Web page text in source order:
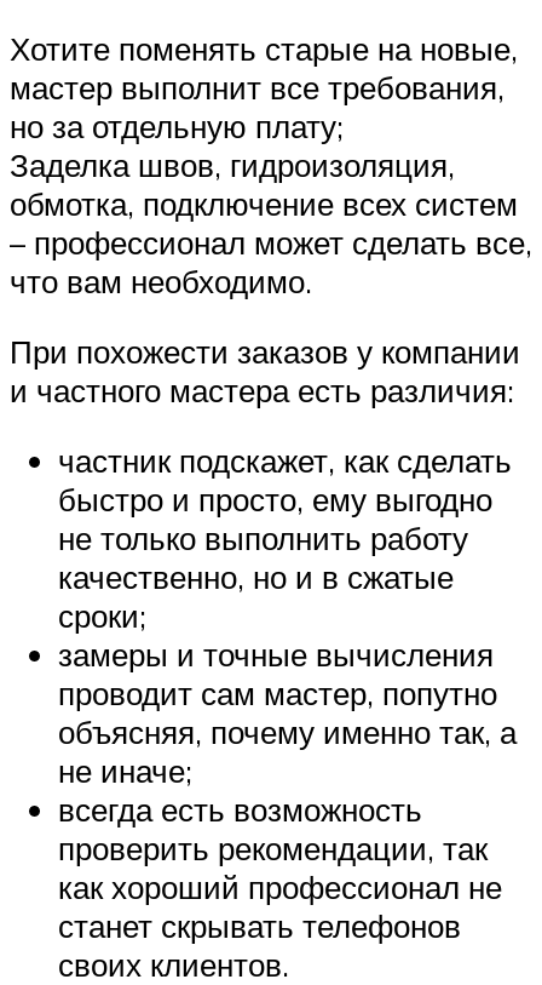
Хотите поменять старые на новые,
мастер выполнит все требования,
но за отдельную плату;
Заделка швов, гидроизоляция,
обмотка, подключение всех систем
– профессионал может сделать все,
что вам необходимо.
При похожести заказов у компании
и частного мастера есть различия:
частник подскажет, как сделать
быстро и просто, ему выгодно
не только выполнить работу
качественно, но и в сжатые
сроки;
замеры и точные вычисления
проводит сам мастер, попутно
объясняя, почему именно так, а
не иначе;
всегда есть возможность
проверить рекомендации, так
как хороший профессионал не
станет скрывать телефонов
своих клиентов.